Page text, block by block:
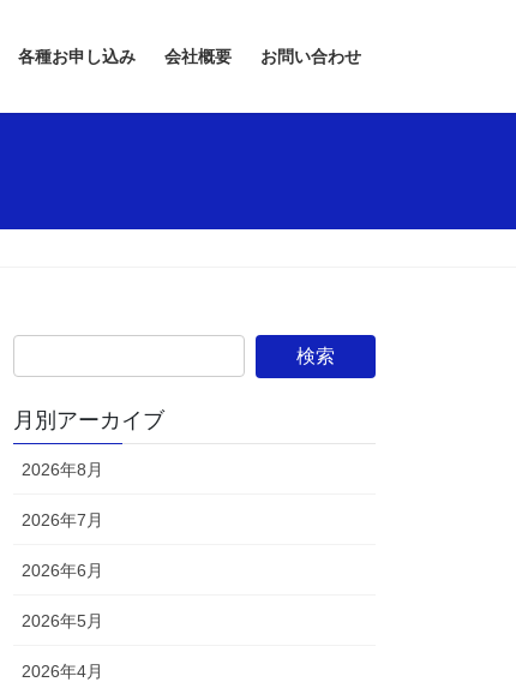
各種お申し込み 会社概要 お問い合わせ
月別アーカイブ
2026年8月
2026年7月
2026年6月
2026年5月
2026年4月